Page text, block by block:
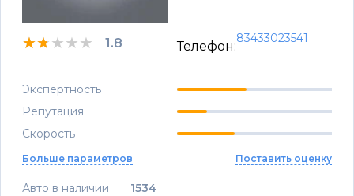
★★★★★
★★★★★
★★★★★ 1.8 Телефон:
83433023541
Экспертность
Репутация
Скорость
Больше параметров Поставить оценку
Авто в наличии 1534